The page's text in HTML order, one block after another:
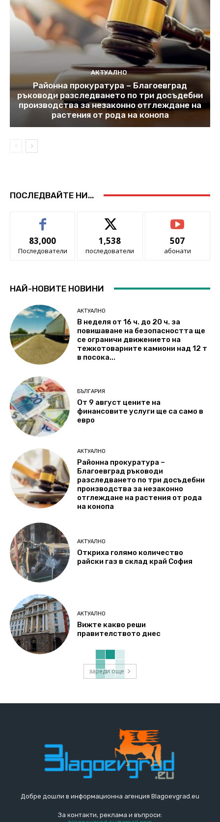
АКТУАЛНО
Районна прокуратура – Благоевград
ръководи разследването по три досъдебни
производства за незаконно отглеждане на
растения от рода на конопа
ПОСЛЕДВАЙТЕ НИ...
83,000
Последователи
1,538
последователи
507
абонати
НАЙ-НОВИТЕ НОВИНИ
АКТУАЛНО
В неделя от 16 ч. до 20 ч. за
повишаване на безопасността ще
се ограничи движението на
тежкотоварните камиони над 12 т
в посока...
БЪЛГАРИЯ
От 9 август цените на
финансовите услуги ще са само в
евро
АКТУАЛНО
Районна прокуратура –
Благоевград ръководи
разследването по три досъдебни
производства за незаконно
отглеждане на растения от рода
на конопа
АКТУАЛНО
Откриха голямо количество
райски газ в склад край София
АКТУАЛНО
Вижте какво реши
правителството днес
зареди още
Добре дошли в информационна агенция Blagoevgrad.eu
За контакти, реклама и въпроси: